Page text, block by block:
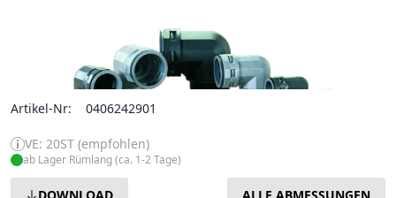
Artikel-Nr: 0406242901
VE: 20ST (empfohlen)
ab Lager Rümlang (ca. 1-2 Tage)
DOWNLOAD ALLE ABMESSUNGEN